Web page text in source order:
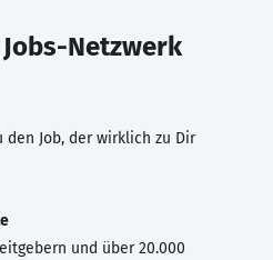
Jobs-Netzwerk
den Job, der wirklich zu Dir
und über 20.000